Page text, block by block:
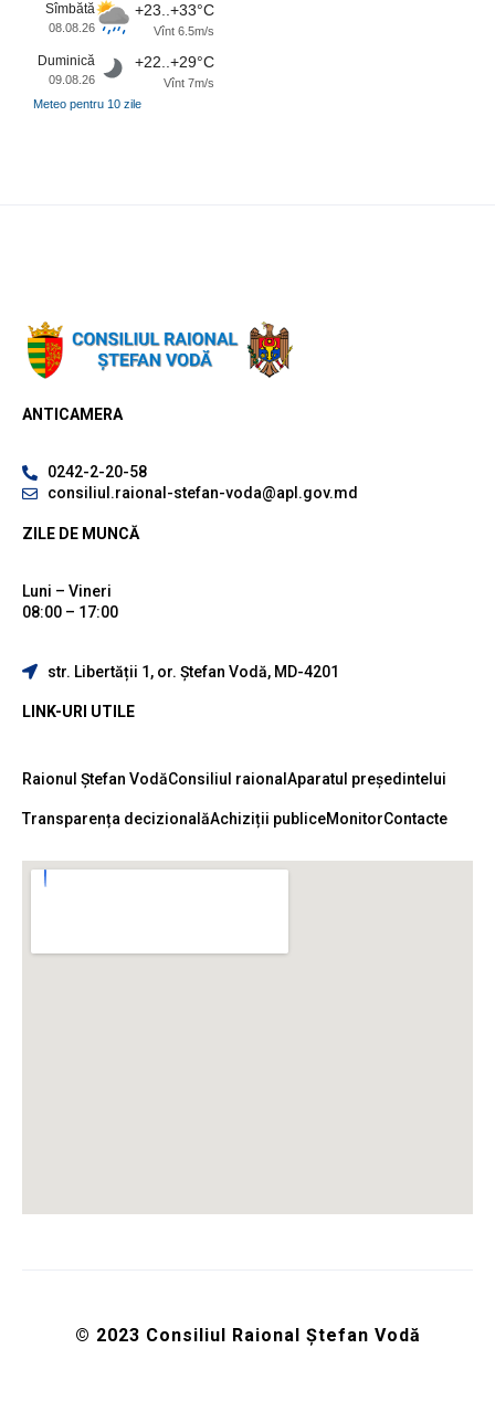
Sîmbătă
08.08.26
+23..+33°C
Vînt 6.5m/s
Duminică
09.08.26
+22..+29°C
Vînt 7m/s
Meteo pentru 10 zile
ANTICAMERA
0242-2-20-58
consiliul.raional-stefan-voda@apl.gov.md
ZILE DE MUNCĂ
Luni – Vineri
08:00 – 17:00
str. Libertății 1, or. Ștefan Vodă, MD-4201
LINK-URI UTILE
Raionul Ștefan VodăConsiliul raional Aparatul președintelui
Transparența decizionalăAchiziții publiceMonitorContacte
© 2023 Consiliul Raional Ștefan Vodă